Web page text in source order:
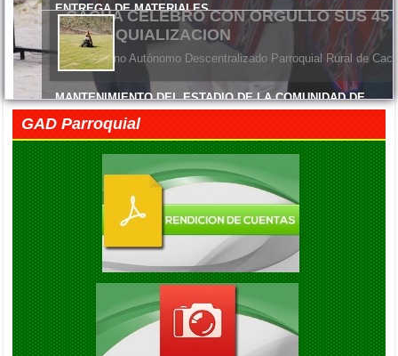
ENTREGA DE MATERIALES
El Gobierno Autónomo Descentralizado Parroquial Rural de
ENTREGA DE MATERIALES
Viernes, 05 Junio 2026 14:58
MANTENIMIENTO DEL ESTADIO DE LA COMUNIDAD DE
MACHANGARA
Viernes, 05 Junio 2026 14:45
FELIZ DÍA DE LAS MADRES
Viernes, 05 Junio 2026 14:41
EXITO EN LA INAUGURACION DEL CAMPEONATO DE
FUTBOL DIE ESTRELLAS
Viernes, 05 Septiembre 2025 20:08
GAD Parroquial